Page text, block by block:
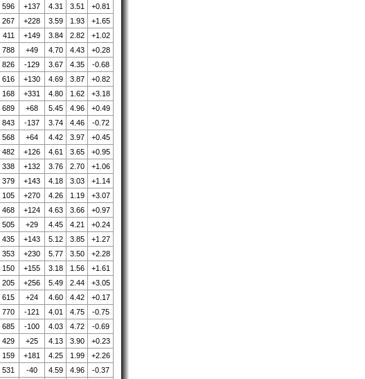
596 +137 4.31 3.51
+0.81
267 +228 3.59 1.93
+1.65
411 +149 3.84 2.82
+1.02
788 +49 4.70 4.43
+0.28
826 -129 3.67 4.35
-0.68
616 +130 4.69 3.87
+0.82
168 +331 4.80 1.62
+3.18
689 +68 5.45 4.96
+0.49
843 -137 3.74 4.46
-0.72
568 +64 4.42 3.97
+0.45
482 +126 4.61 3.65
+0.95
338 +132 3.76 2.70
+1.06
379 +143 4.18 3.03
+1.14
105 +270 4.26 1.19
+3.07
468 +124 4.63 3.66
+0.97
505 +29 4.45 4.21
+0.24
435 +143 5.12 3.85
+1.27
353 +230 5.77 3.50
+2.28
150 +155 3.18 1.56
+1.61
205 +256 5.49 2.44
+3.05
615 +24 4.60 4.42
+0.17
770 -121 4.01 4.75
-0.75
685 -100 4.03 4.72
-0.69
429 +25 4.13 3.90
+0.23
159 +181 4.25 1.99
+2.26
531 -40 4.59 4.96
-0.37